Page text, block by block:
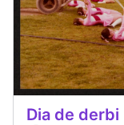
Dia de derbi